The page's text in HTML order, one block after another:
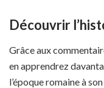
Découvrir
Grâce aux
en apprendrez
l’époque romaine à